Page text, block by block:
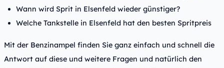
Wann wird Sprit in Elsenfeld wieder günstiger?
Welche Tankstelle in Elsenfeld hat den besten Spritpreis
Mit der Benzinampel finden Sie ganz einfach und schnell die
Antwort auf diese und weitere Fragen und natürlich den